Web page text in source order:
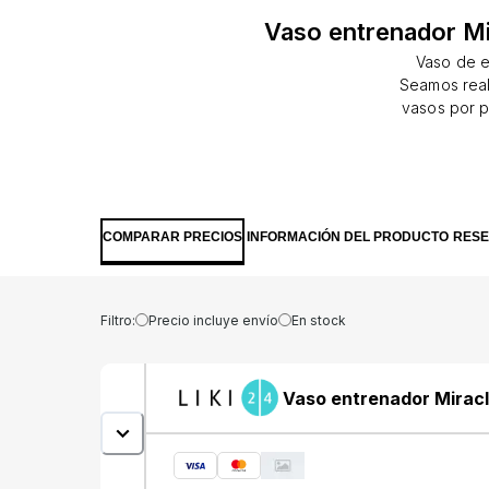
Vaso entrenador
Vaso de
Seamos
vasos por
de la taza,
limpiar, sin
COMPARAR PRECIOS INFORMACIÓN DEL PRODUCTO
Filtro: Precio incluye envío En stock
Vaso entrenador